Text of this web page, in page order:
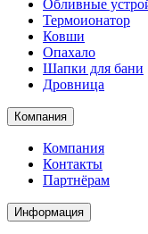
Обливные
Термоионатор
Ковши
Опахало
Шапки для бани
Дровница
Компания
Компания
Контакты
Партнёрам
Информация